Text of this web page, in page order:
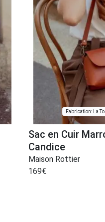
Fabrication: La
Sac en Cuir
Candice
Maison Rottier
169€